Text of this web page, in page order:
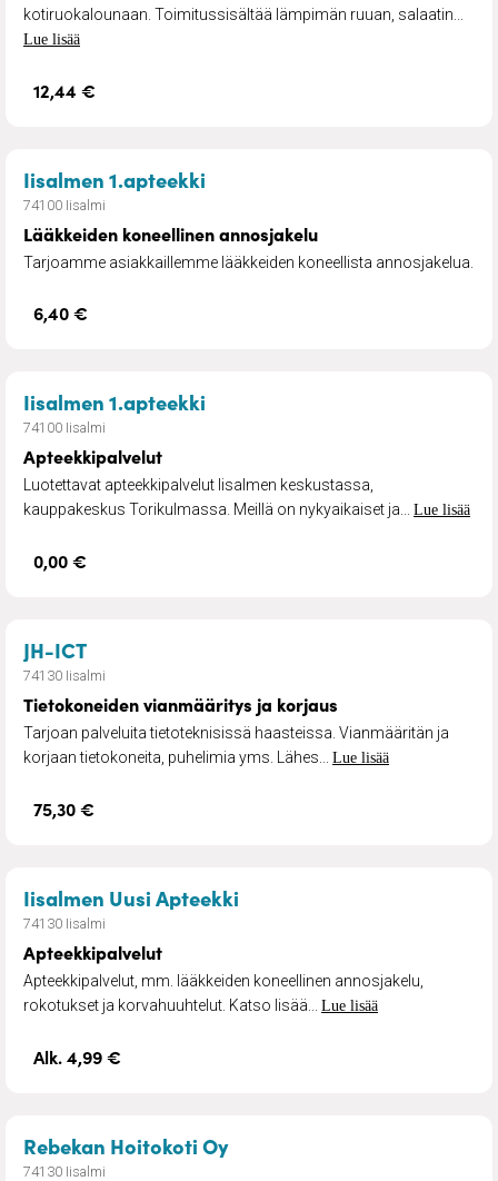
kotiruokalounaan. Toimitussisältää lämpimän ruuan, salaatin...
Lue lisää
12,44 €
Iisalmen 1.apteekki
74100 Iisalmi
Lääkkeiden koneellinen annosjakelu
Tarjoamme asiakkaillemme lääkkeiden koneellista annosjakelua.
6,40 €
Iisalmen 1.apteekki
74100 Iisalmi
Apteekkipalvelut
Luotettavat apteekkipalvelut Iisalmen keskustassa,
kauppakeskus Torikulmassa. Meillä on nykyaikaiset ja... Lue lisää
0,00 €
JH-ICT– Tietokoneiden vianmääritys ja korjaus
74130 Iisalmi
Tietokoneiden vianmääritys ja korjaus
Tarjoan palveluita tietoteknisissä haasteissa. Vianmääritän ja
korjaan tietokoneita, puhelimia yms. Lähes... Lue lisää
75,30 €
Iisalmen Uusi Apteekki
74130 Iisalmi
Apteekkipalvelut
Apteekkipalvelut, mm. lääkkeiden koneellinen annosjakelu,
rokotukset ja korvahuuhtelut. Katso lisää... Lue lisää
Alk. 4,99 €
Rebekan Hoitokoti Oy– Hoitokoti Kultasirkku
74130 Iisalmi